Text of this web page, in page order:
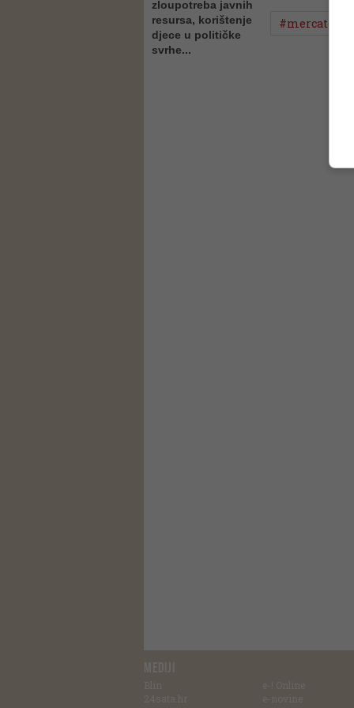
zloupotreba javnih
resursa, korištenje
djece u političke
svrhe...
#mercator
MEDIJI
Blin
24sata.hr
e-! Online
e-novine